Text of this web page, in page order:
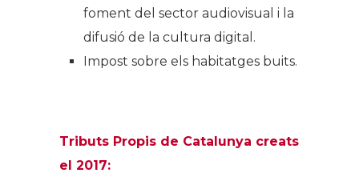
foment del sector audiovisual i la
difusió de la cultura digital.
Impost sobre els habitatges buits.
Tributs Propis de Catalunya creats
el 2017: